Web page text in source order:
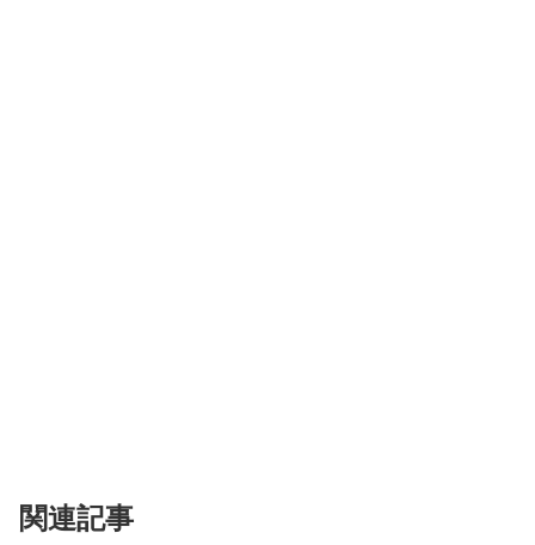
関連記事